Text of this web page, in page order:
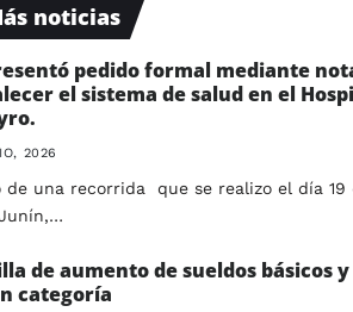
noticias
pedido formal mediante
el sistema de salud en el
2026
de una recorrida que se realizo el día 19
de aumento de sueldos básicos
categoría